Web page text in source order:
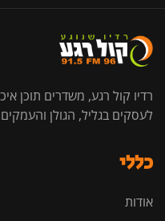
רדיו קול רגע, משדרים תוכן
לעסקים בגליל, הגולן
כללי
אודות